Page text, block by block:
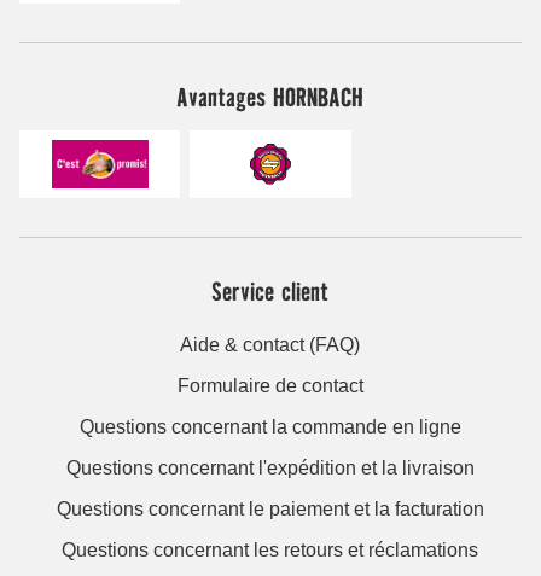
Avantages HORNBACH
Service client
Aide & contact (FAQ)
Formulaire de contact
Questions concernant la commande en ligne
Questions concernant l'expédition et la livraison
Questions concernant le paiement et la facturation
Questions concernant les retours et réclamations